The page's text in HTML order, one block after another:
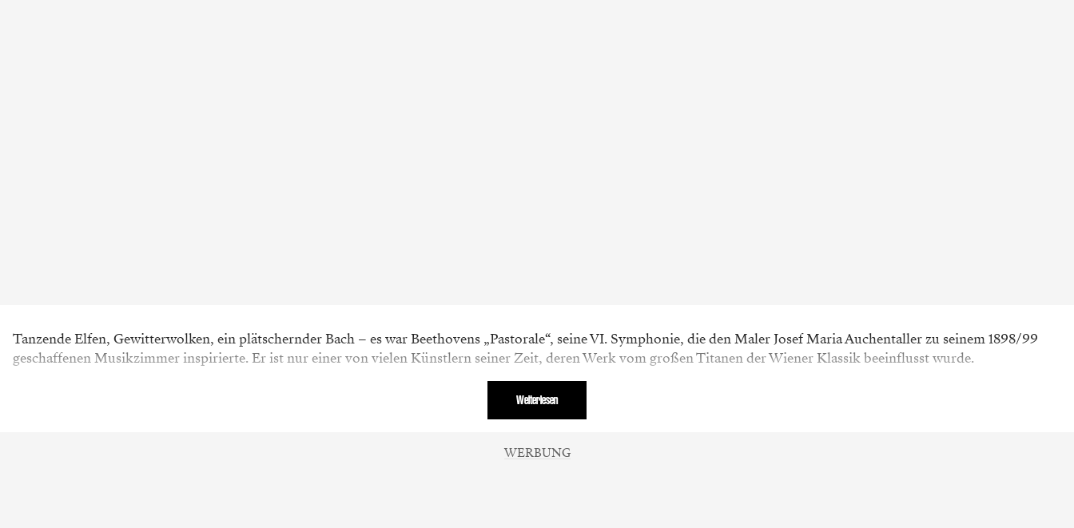
Tanzende Elfen, Gewitterwolken, ein plätschernder Bach – es war Beethovens „Pastorale“, seine VI. Symphonie, die den Maler Josef Maria Auchentaller zu seinem 1898/99
geschaffenen Musikzimmer inspirierte. Er ist nur einer von vielen Künstlern seiner Zeit, deren Werk vom großen Titanen der Wiener Klassik beeinflusst wurde.
Weiterlesen
WERBUNG